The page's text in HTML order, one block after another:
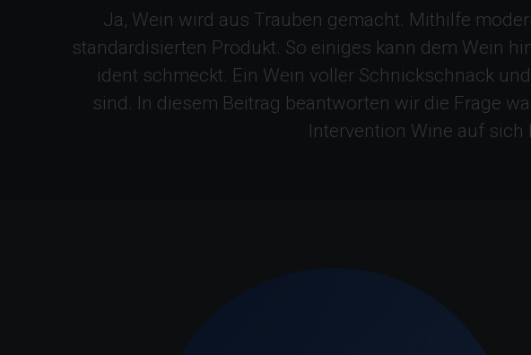
Ja, Wein wird aus Trauben gemacht. Mithilfe
standardisierten Produkt. So einiges kann dem Wein
ident schmeckt. Ein Wein voller Schnickschnack
sind. In diesem Beitrag beantworten wir die Frage
Intervention Wine auf sich